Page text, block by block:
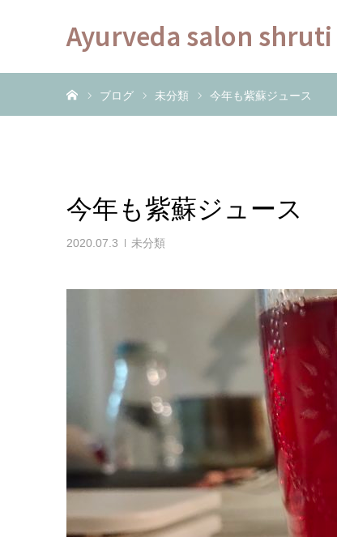
Ayurveda salon shruti
ブログ 未分類 今年も紫蘇ジュース
今年も紫蘇ジュース
2020.07.3 未分類